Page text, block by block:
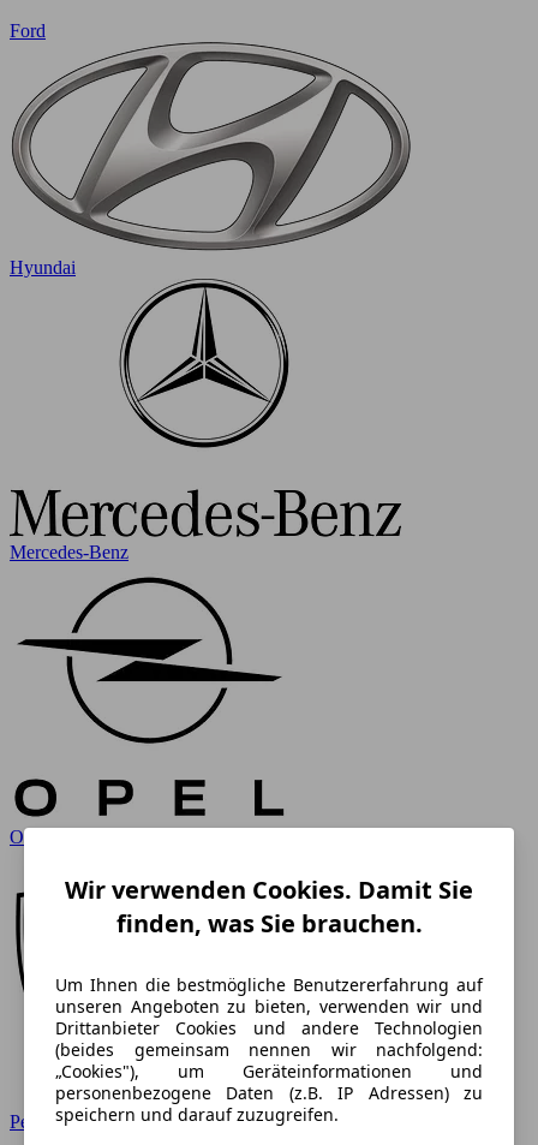
Ford
Hyundai
Mercedes-Benz
Opel
Peugeot
Wir verwenden Cookies. Damit Sie
finden, was Sie brauchen.
Um Ihnen die bestmögliche Benutzererfahrung auf
unseren Angeboten zu bieten, verwenden wir und
Drittanbieter Cookies und andere Technologien
(beides gemeinsam nennen wir nachfolgend:
„Cookies"), um Geräteinformationen und
personenbezogene Daten (z.B. IP Adressen) zu
speichern und darauf zuzugreifen.